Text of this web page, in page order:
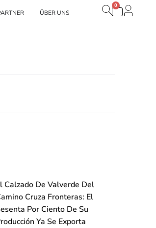
ÜBER UNS
0
Calzado De Valverde Del
Cruza Fronteras: El
Por Ciento De Su
Ya Se Exporta